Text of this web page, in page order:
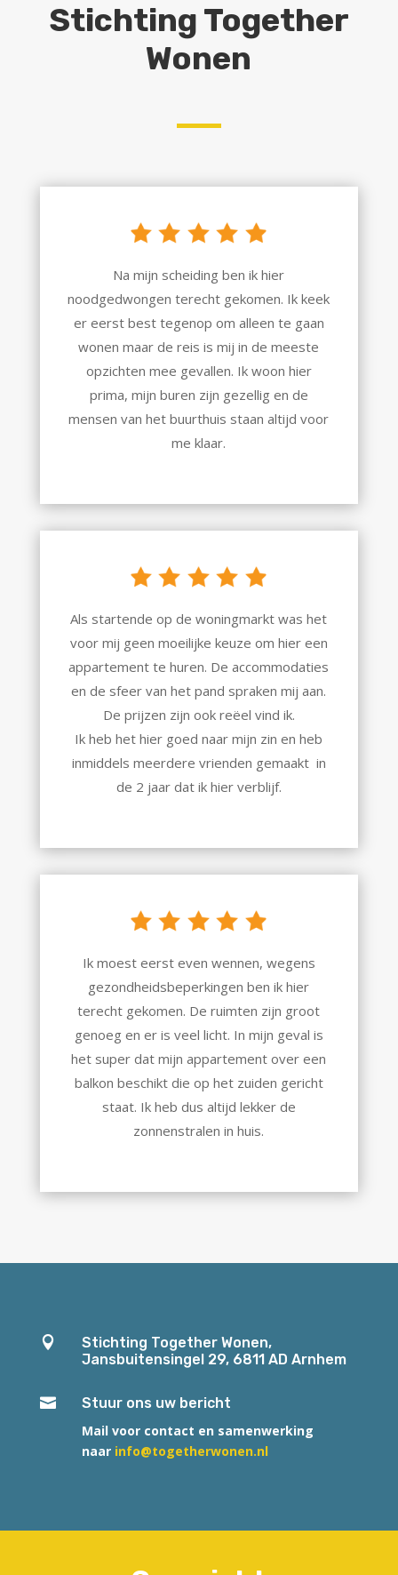
Stichting Together
Wonen
Na mijn scheiding ben ik hier
noodgedwongen terecht gekomen. Ik keek
er eerst best tegenop om alleen te gaan
wonen maar de reis is mij in de meeste
opzichten mee gevallen. Ik woon hier
prima, mijn buren zijn gezellig en de
mensen van het buurthuis staan altijd voor
me klaar.
Als startende op de woningmarkt was het
voor mij geen moeilijke keuze om hier een
appartement te huren. De accommodaties
en de sfeer van het pand spraken mij aan.
De prijzen zijn ook reëel vind ik.
Ik heb het hier goed naar mijn zin en heb
inmiddels meerdere vrienden gemaakt in
de 2 jaar dat ik hier verblijf.
Ik moest eerst even wennen, wegens
gezondheidsbeperkingen ben ik hier
terecht gekomen. De ruimten zijn groot
genoeg en er is veel licht. In mijn geval is
het super dat mijn appartement over een
balkon beschikt die op het zuiden gericht
staat. Ik heb dus altijd lekker de
zonnenstralen in huis.

Stichting Together Wonen,
Jansbuitensingel 29, 6811 AD Arnhem

Stuur ons uw bericht
Mail voor contact en samenwerking
naar info@togetherwonen.nl